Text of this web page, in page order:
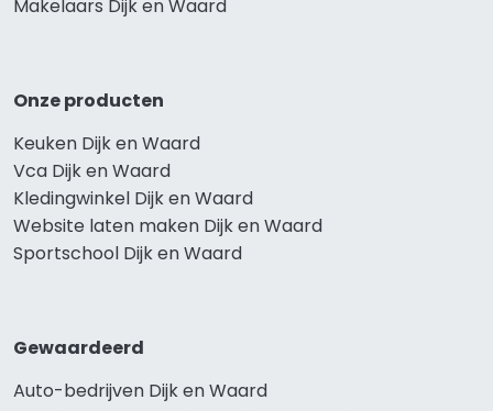
Makelaars Dijk en Waard
Onze producten
Keuken Dijk en Waard
Vca Dijk en Waard
Kledingwinkel Dijk en Waard
Website laten maken Dijk en Waard
Sportschool Dijk en Waard
Gewaardeerd
Auto-bedrijven Dijk en Waard